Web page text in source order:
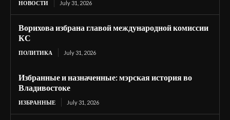
НОВОСТИ July 31, 2026
Ворихова избрана главой международной комиссии
КС
ПОЛИТИКА July 31, 2026
Избранные и назначенные: мэрская история во
Владивостоке
ИЗБРАННЫЕ July 31, 2026